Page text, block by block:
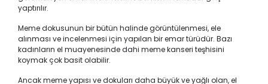
yaptırılır.
Meme dokusunun bir bütün halinde görüntülenmesi, ele
alınması ve incelenmesi için yapılan bir emar türüdür. Bazı
kadınların el muayenesinde dahi meme kanseri teşhisini
koymak çok basit olabilir.
Ancak meme yapısı ve dokuları daha büyük ve yağlı olan, el